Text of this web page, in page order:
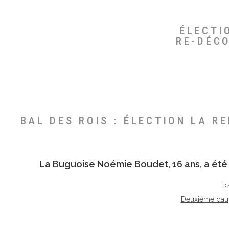
RE-
BAL DES ROIS : ÉLECTION LA
La Buguoise Noémie Boudet, 16 ans, a
Deuxième